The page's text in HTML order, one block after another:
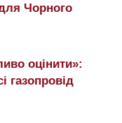
Чорного
оцінити»:
газопровід